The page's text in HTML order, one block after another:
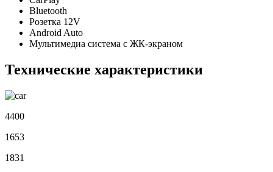
Bluetooth
Розетка 12V
Android Auto
Мультимедиа система с ЖК-экраном
Технические характеристики
4400
1653
1831